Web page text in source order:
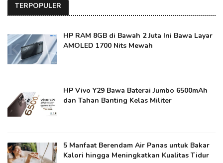
TERPOPULER
HP RAM 8GB di Bawah 2 Juta Ini Bawa Layar
AMOLED 1700 Nits Mewah
HP Vivo Y29 Bawa Baterai Jumbo 6500mAh
dan Tahan Banting Kelas Militer
5 Manfaat Berendam Air Panas untuk Bakar
Kalori hingga Meningkatkan Kualitas Tidur